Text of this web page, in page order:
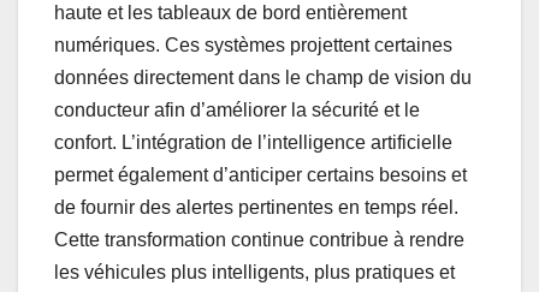
haute et les tableaux de bord entièrement
numériques. Ces systèmes projettent certaines
données directement dans le champ de vision du
conducteur afin d’améliorer la sécurité et le
confort. L’intégration de l’intelligence artificielle
permet également d’anticiper certains besoins et
de fournir des alertes pertinentes en temps réel.
Cette transformation continue contribue à rendre
les véhicules plus intelligents, plus pratiques et